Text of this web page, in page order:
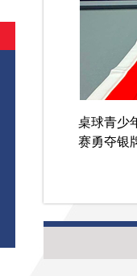
桌球青少
赛勇夺银